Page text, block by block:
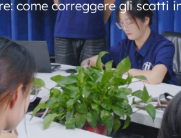
come correggere gli scatti